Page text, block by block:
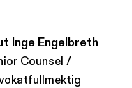
Inge Engelbreth
Counsel /